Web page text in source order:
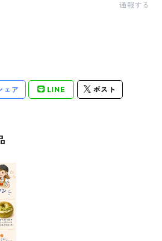
通報する
ェア LINE ポスト